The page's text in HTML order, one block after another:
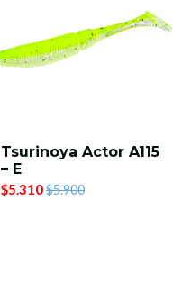
Tsurinoya Actor A115
– E
$5.310$5.900